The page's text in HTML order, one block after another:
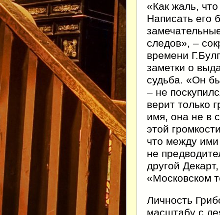
«Как жаль,
Написать его
следов», –
времени
заметки о
судьба. «Он
– не
верит только
имя, она не в
этой
что между
не
другой
«Московском
Личность
масштабу с